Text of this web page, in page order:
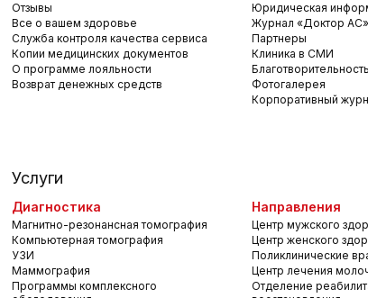
Отзывы
Все о вашем здоровье
Служба контроля качества сервиса
Копии медицинских документов
О программе лояльности
Возврат денежных средств
Юридическая
Журнал «Доктор АС»
Партнеры
Клиника в СМИ
Благотворительность
Фотогалерея
Корпоративный
Услуги
Диагностика
Магнитно-резонансная томография
Компьютерная томография
УЗИ
Маммография
Программы комплексного
Направления
Центр мужского
Центр женского
Поликлинические
Центр лечения
Отделение